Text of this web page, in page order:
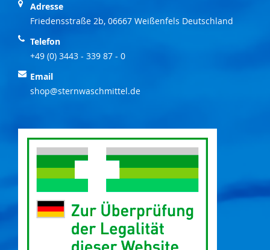
Adresse
Friedensstraße 2b, 06667 Weißenfels Deutschland
Telefon
+49 (0) 3443 - 339 87 - 0
Email
shop@sternwaschmittel.de